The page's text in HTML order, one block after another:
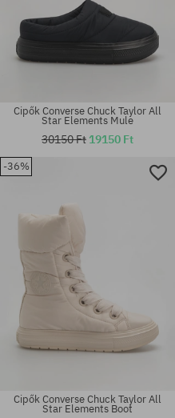
Elérhető méretek:
Cipők Converse Chuck Taylor All
Star Elements Mule
30150 Ft 19150 Ft
-36%
Cipők Converse Chuck Taylor All
Star Elements Boot